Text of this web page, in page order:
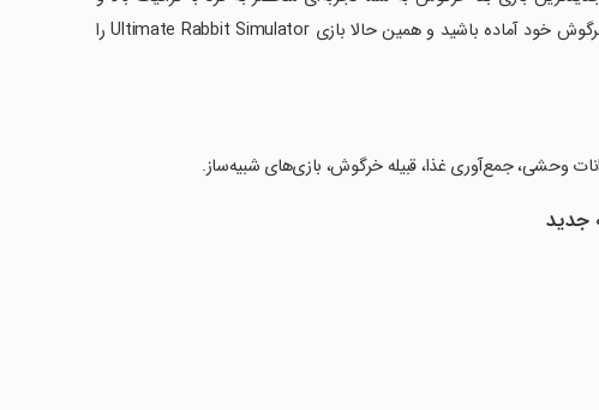
کنترل‌های روان می‌دهد. برای محافظت از جفت و بزرگ کردن خانواده خرگوش خود آماده باشید و همین حالا بازی Ultimate Rabbit Simulator را
وحشی، جمع‌آوری غذا، قبیله خرگوش، بازی‌های شبیه‌ساز.